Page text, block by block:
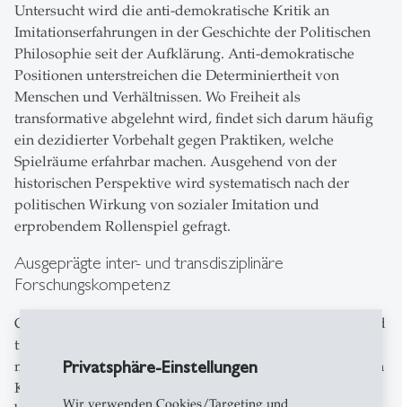
Privatsphäre-Einstellungen
Wir verwenden Cookies/Targeting und
Untersucht wird die anti-demokratische Kritik an
Imitationserfahrungen in der Geschichte der Politischen
Philosophie seit der Aufklärung. Anti-demokratische
Positionen unterstreichen die Determiniertheit von
Menschen und Verhältnissen. Wo Freiheit als
transformative abgelehnt wird, findet sich darum häufig
ein dezidierter Vorbehalt gegen Praktiken, welche
Spielräume erfahrbar machen. Ausgehend von der
historischen Perspektive wird systematisch nach der
politischen Wirkung von sozialer Imitation und
erprobendem Rollenspiel gefragt.
Ausgeprägte inter- und transdisziplinäre
Forschungskompetenz
Christine Abbt ist eingebunden in verschiedene inter- und
transdisziplinäre Forschungskooperationen insbesondere
mit den Rechts- und Politikwissenschaften, sowie mit den
Kultur- und Literaturwissenschaften. Kooperationen